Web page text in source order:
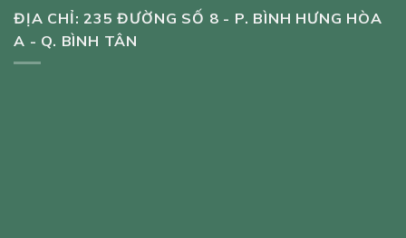
ĐỊA CHỈ: 235 ĐƯỜNG SỐ 8 - P. BÌNH HƯNG HÒA
A - Q. BÌNH TÂN